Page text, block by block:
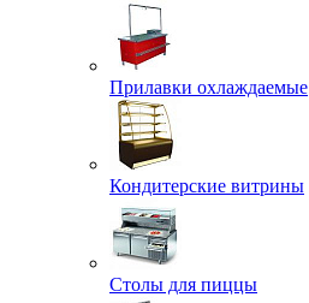
Прилавки охлаждаемые
Кондитерские витрины
Столы для пиццы